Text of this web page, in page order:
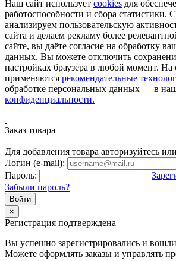
Наш сайт использует cookies для
работоспособности и сбора
анализируем пользовательскую
сайта и делаем рекламу более
сайте, вы даёте согласие на обработку
данных. Вы можете отключить
настройках браузера в любой момент. На
применяются рекомендательные
обработке персональных данных — в
конфиденциальности.
Заказ товара
Для добавления товара авторизуйтесь
Логин (e-mail):
Пароль:
Забыли пароль?
×
Регистрация подтверждена
Вы успешно зарегистрировались и
Можете оформлять заказы и управлять